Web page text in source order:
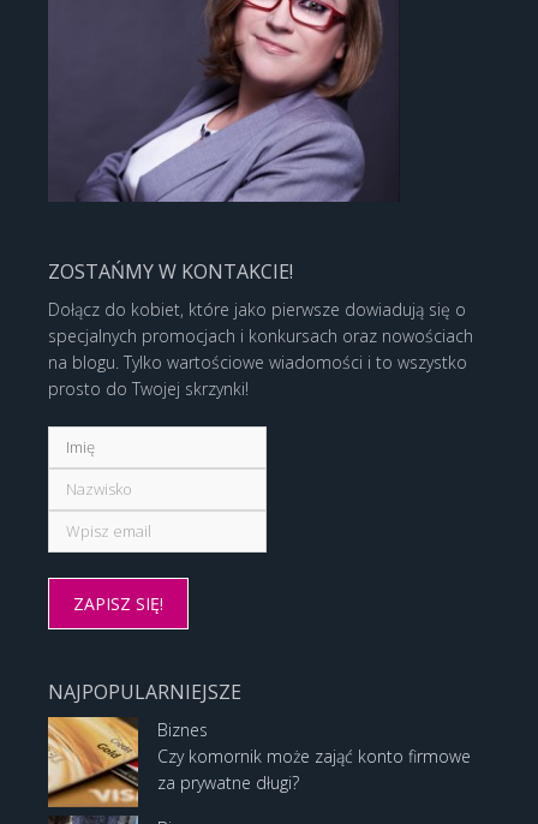
ZOSTAŃMY W KONTAKCIE!
Dołącz do kobiet, które jako pierwsze dowiadują się o
specjalnych promocjach i konkursach oraz nowościach
na blogu. Tylko wartościowe wiadomości i to wszystko
prosto do Twojej skrzynki!
NAJPOPULARNIEJSZE
Biznes
Czy komornik może zająć konto firmowe
za prywatne długi?